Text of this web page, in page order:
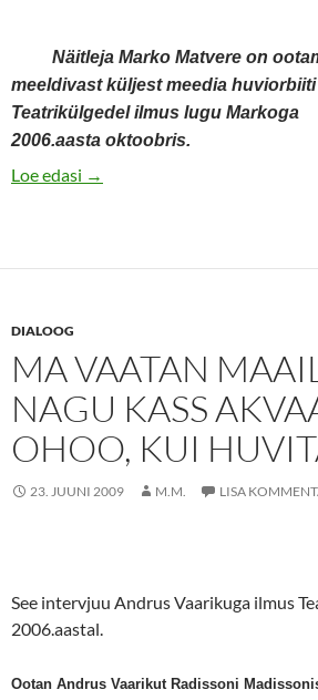
Näitleja Marko Matvere on
meeldivast küljest meedia
Teatrikülgedel ilmus lugu Markoga
2006.aasta oktoobris.
Loe edasi Särab kui briljant
→
DIALOOG
MA VAATAN
NAGU KASS
OHOO, KUI
23. JUUNI 2009 M.M. LISA
See intervjuu Andrus Vaarikuga ilmus
2006.aastal.
Ootan Andrus Vaarikut Radissoni